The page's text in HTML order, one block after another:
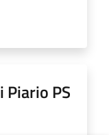
Piario PS